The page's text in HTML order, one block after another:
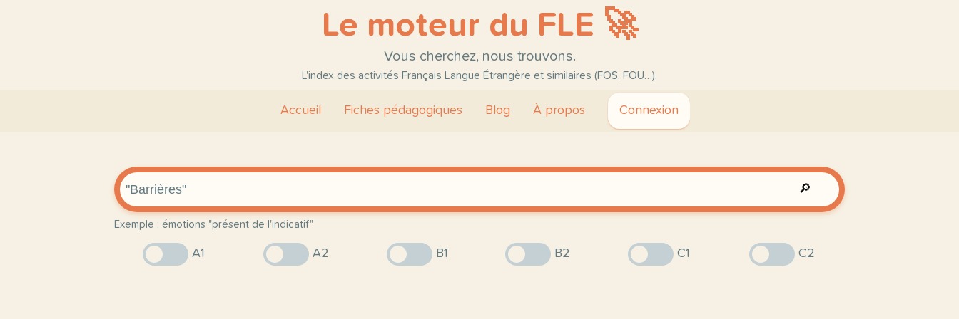
Le moteur du FLE 🚀
Vous cherchez, nous trouvons.
L'index des activités Français Langue Étrangère et similaires (FOS, FOU…).
Accueil Fiches pédagogiques Blog À propos Connexion
🔎
Exemple : émotions "présent de l'indicatif"
A1 A2 B1 B2 C1 C2